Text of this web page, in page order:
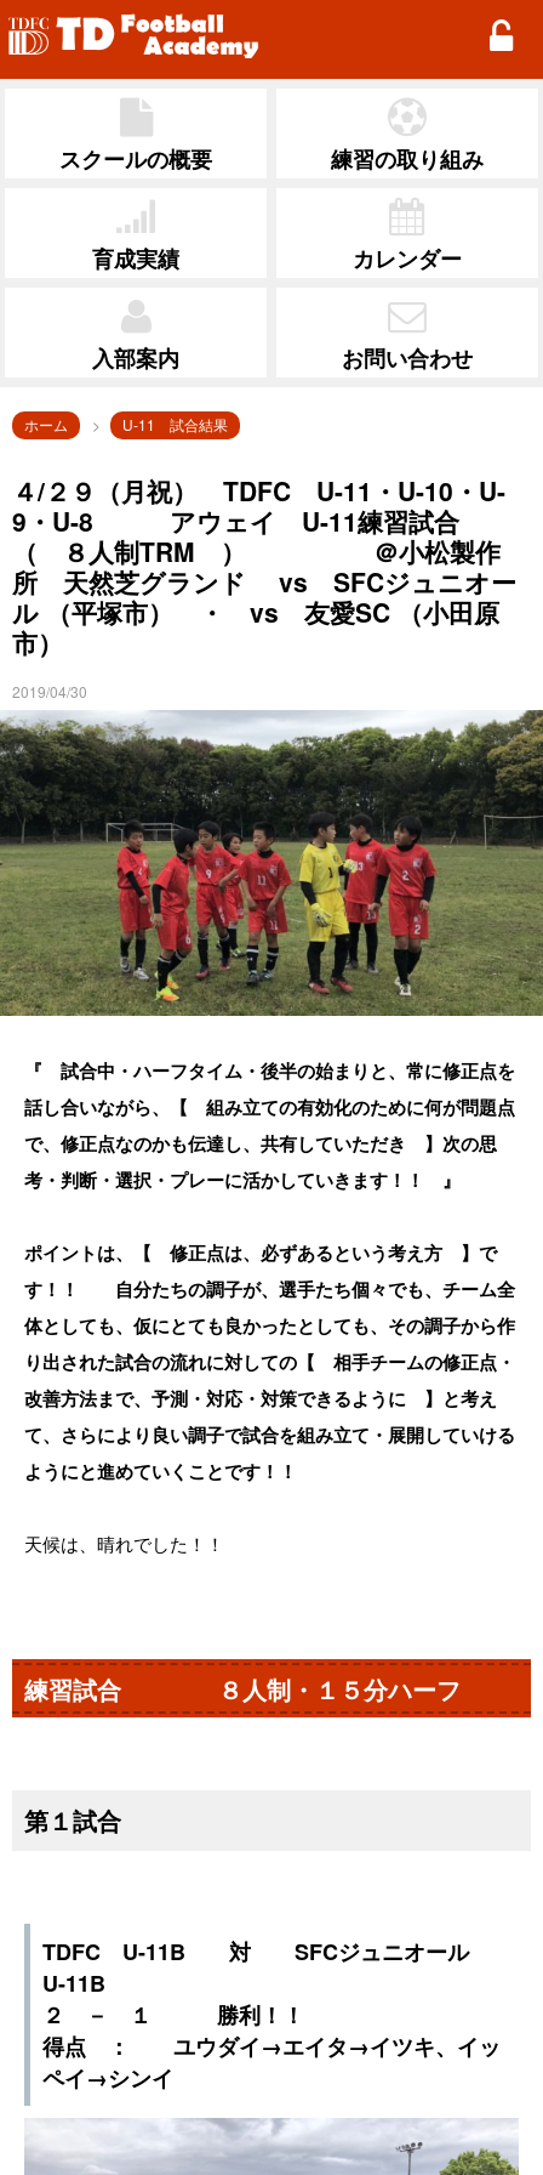
スクールの概要 練習の取り組み
育成実績 カレンダー
入部案内 お問い合わせ
ホーム U-11 試合結果
４/２９（月祝） TDFC U-11・U-10・U-
9・U-8 アウェイ U-11練習試合
（ ８人制TRM ） ＠小松製作
所 天然芝グランド vs SFCジュニオー
ル （平塚市） ・ vs 友愛SC （小田原
市）
2019/04/30
『 試合中・ハーフタイム・後半の始まりと、常に修正点を
話し合いながら、【 組み立ての有効化のために何が問題点
で、修正点なのかも伝達し、共有していただき 】次の思
考・判断・選択・プレーに活かしていきます！！ 』
ポイントは、【 修正点は、必ずあるという考え方 】で
す！！ 自分たちの調子が、選手たち個々でも、チーム全
体としても、仮にとても良かったとしても、その調子から作
り出された試合の流れに対しての【 相手チームの修正点・
改善方法まで、予測・対応・対策できるように 】と考え
て、さらにより良い調子で試合を組み立て・展開していける
ようにと進めていくことです！！
天候は、晴れでした！！
練習試合 ８人制・１５分ハーフ
第１試合
TDFC U-11B 対 SFCジュニオール
U-11B
２ － １ 勝利！！
得点 ： ユウダイ→エイタ→イツキ、イッ
ペイ→シンイ